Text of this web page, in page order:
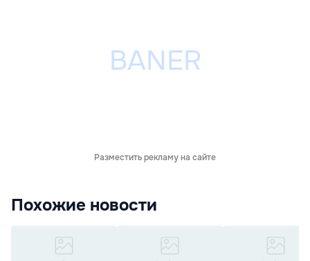
Разместить рекламу на сайте
Похожие новости